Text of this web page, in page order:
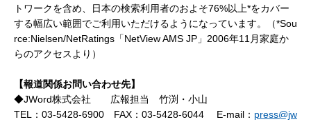
トワークを含め、日本の検索利用者のおよそ76%以上*をカバー
する幅広い範囲でご利用いただけるようになっています。（*Sou
rce:Nielsen/NetRatings「NetView AMS JP」2006年11月家庭か
らのアクセスより）
【報道関係お問い合わせ先】
◆JWord株式会社 広報担当 竹渕・小山
TEL：03-5428-6900 FAX：03-5428-6044 E-mail： press@jw